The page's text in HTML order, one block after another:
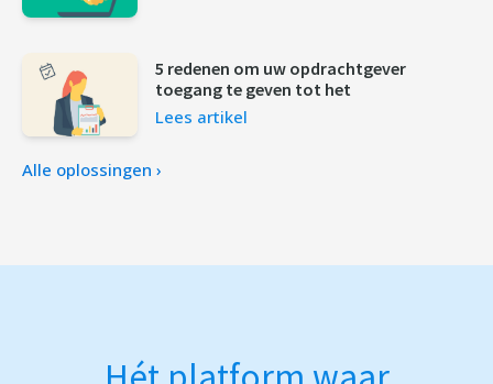
5 redenen om uw opdrachtgever
toegang te geven tot het
Lees artikel
Alle oplossingen ›